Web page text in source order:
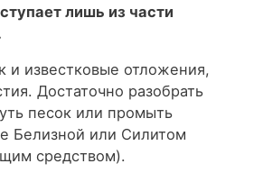
лишь из части
и известковые отложения,
Достаточно разобрать
песок или промыть
Белизной или Силитом
средством).